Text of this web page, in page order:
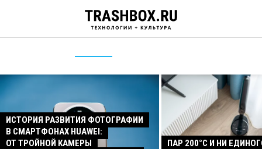
ИСТОРИЯ РАЗВИТИЯ ФОТОГРАФИИ
В СМАРТФОНАХ HUAWEI:
ОТ ТРОЙНОЙ КАМЕРЫ
ПАР 200°C И НИ